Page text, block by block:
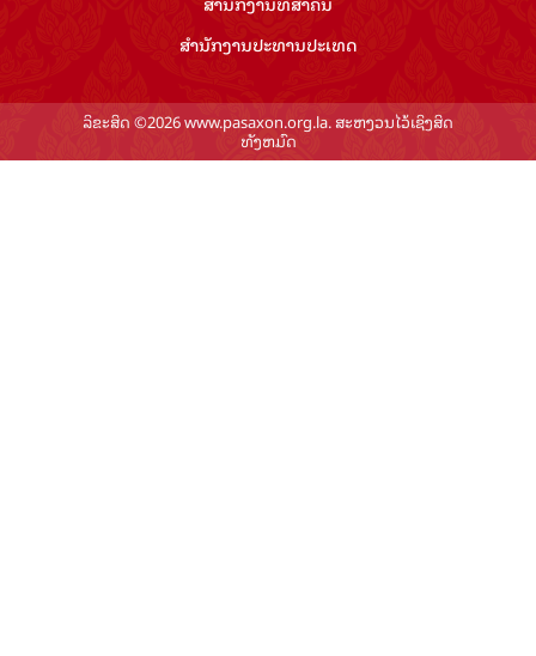
ສຳ​ນັກ​ງານ​ປະ​ທານ​ປະ​ເທດ
ລິຂະສິດ ©2026 www.pasaxon.org.la. ສະຫງວນໄວ້ເຊິງສິດ
ທັງຫມົດ